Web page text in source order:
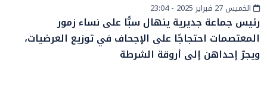
أخبار الصحراء
الخميس 27 فبراير 2025 - 23:04
رئيس جماعة جديرية ينهال سبًّا على نساء زمور
المعتصمات احتجاجًا على الإجحاف في توزيع العرضيات،
ويجرّ إحداهن إلى أروقة الشرطة